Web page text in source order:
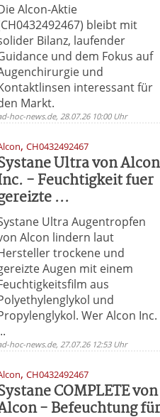
Alcon-Aktie
bleibt mit
Bilanz, laufender
und dem Fokus auf
und
interessant für
Markt.
hoc-news.de, 28.07.26 10:00 Uhr
,CH0432492467
Ultra von Alcon
- Feuchtigkeit fuer
...
Ultra Augentropfen
Alcon lindern laut
trockene und
Augen mit einem
aus
und
Wer Alcon Inc.
hoc-news.de, 27.07.26 12:53 Uhr
,CH0432492467
COMPLETE von
- Befeuchtung